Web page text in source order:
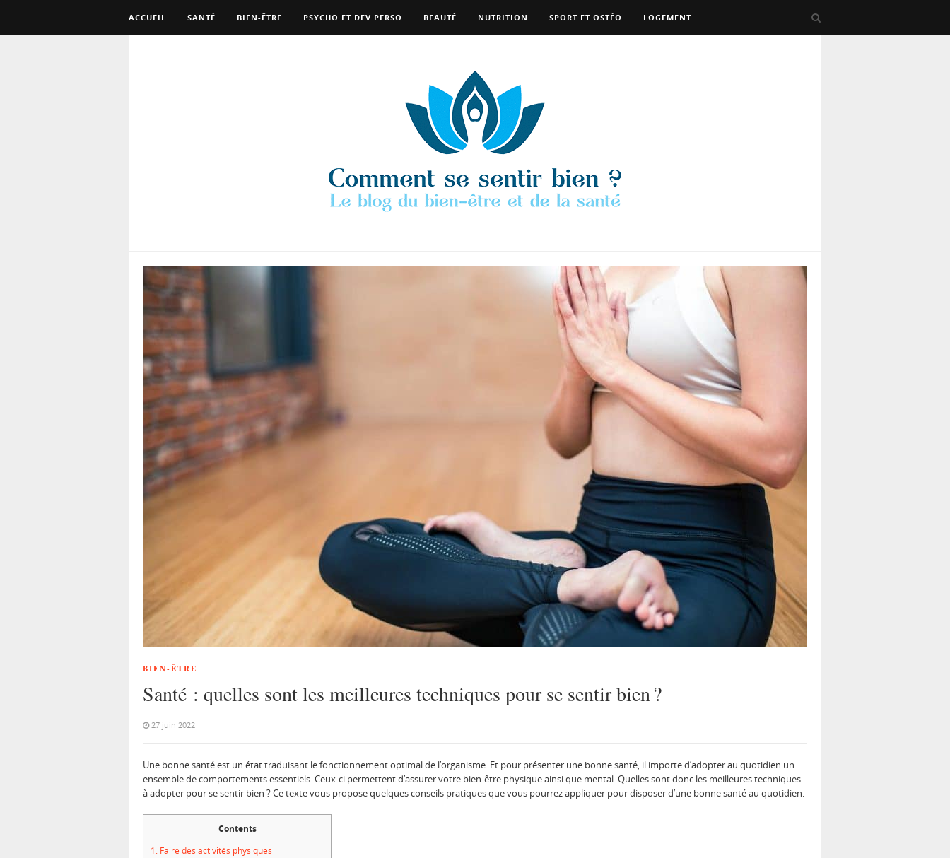
ACCUEIL SANTÉ BIEN-ÊTRE PSYCHO ET DEV PERSO BEAUTÉ NUTRITION SPORT ET OSTÉO LOGEMENT
BIEN-ÊTRE
Santé : quelles sont les meilleures techniques pour se sentir bien ?
27 juin 2022
Une bonne santé est un état traduisant le fonctionnement optimal de l’organisme. Et pour présenter une bonne santé, il importe d’adopter au quotidien un
ensemble de comportements essentiels. Ceux-ci permettent d’assurer votre bien-être physique ainsi que mental. Quelles sont donc les meilleures techniques
à adopter pour se sentir bien ? Ce texte vous propose quelques conseils pratiques que vous pourrez appliquer pour disposer d’une bonne santé au quotidien.
Contents
1. Faire des activités physiques